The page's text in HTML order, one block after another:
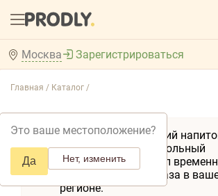
Москва
Это ваше местоположение?
Да Нет, изменить
Зарегистрироваться
Главная / Каталог /
Товар Энергетический
Me Original безалкогольный
газированный 0,449л
недоступен для заказа в
регионе.